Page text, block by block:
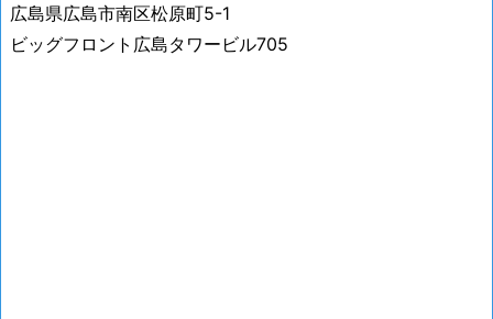
広島県広島市南区松原町5-1
ビッグフロント広島タワービル705